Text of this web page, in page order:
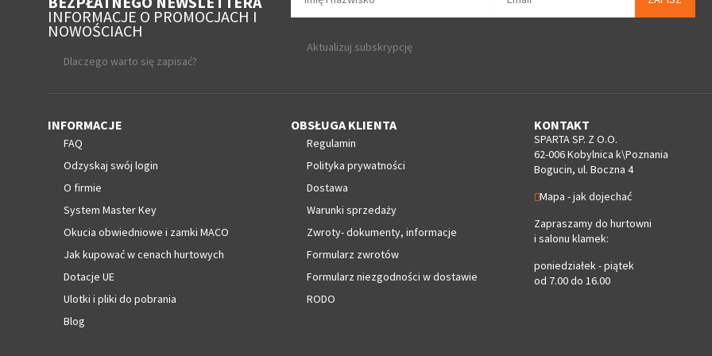
INFORMACJE O PROMOCJACH I
NOWOŚCIACH
Dlaczego warto się zapisać?
Aktualizuj subskrypcję
INFORMACJE
FAQ
Odzyskaj swój login
O firmie
System Master Key
Okucia obwiedniowe i zamki MACO
Jak kupować w cenach hurtowych
Dotacje UE
Ulotki i pliki do pobrania
Blog
OBSŁUGA KLIENTA
Regulamin
Polityka prywatności
Dostawa
Warunki sprzedaży
Zwroty- dokumenty, informacje
Formularz zwrotów
Formularz niezgodności w dostawie
RODO
KONTAKT
SPARTA SP. Z O.O.
62-006 Kobylnica k\Poznania
Bogucin, ul. Boczna 4
Mapa - jak dojechać
Zapraszamy do hurtowni
i salonu klamek:
poniedziałek - piątek
od 7.00 do 16.00